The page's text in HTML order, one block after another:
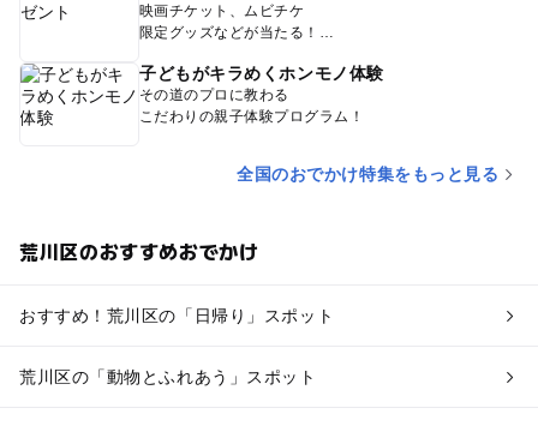
映画チケット、ムビチケ
限定グッズなどが当たる！
子どもがキラめくホンモノ体験
その道のプロに教わる
こだわりの親子体験プログラム！
全国のおでかけ特集をもっと見る
荒川区のおすすめおでかけ
おすすめ！荒川区の「日帰り」スポット
荒川区の「動物とふれあう」スポット